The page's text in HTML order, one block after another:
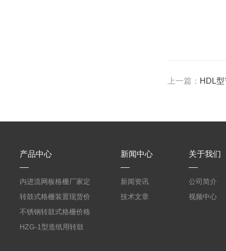
上一篇： HDL
产品中心
内进流网板格栅厂家定
制
转鼓式格栅装置现货价
格
不锈钢转鼓式格栅价格
HZG-1型造纸用转鼓
新闻中心
新闻资讯
技术文章
关于我们
公司简介
视频中心